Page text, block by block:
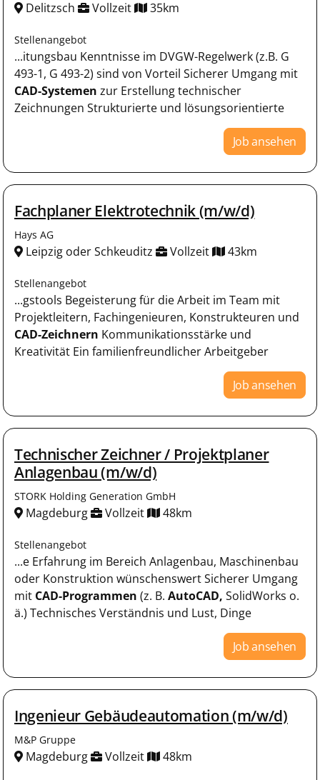
Delitzsch Vollzeit 35km
Stellenangebot
...itungsbau Kenntnisse im DVGW-Regelwerk (z.B. G
493-1, G 493-2) sind von Vorteil Sicherer Umgang mit
CAD-Systemen zur Erstellung technischer
Zeichnungen Strukturierte und lösungsorientierte
Job ansehen
Fachplaner Elektrotechnik (m/w/d)
Hays AG
Leipzig oder Schkeuditz Vollzeit 43km
Stellenangebot
...gstools Begeisterung für die Arbeit im Team mit
Projektleitern, Fachingenieuren, Konstrukteuren und
CAD-Zeichnern Kommunikationsstärke und
Kreativität Ein familienfreundlicher Arbeitgeber
Job ansehen
Technischer Zeichner / Projektplaner
Anlagenbau (m/w/d)
STORK Holding Generation GmbH
Magdeburg Vollzeit 48km
Stellenangebot
...e Erfahrung im Bereich Anlagenbau, Maschinenbau
oder Konstruktion wünschenswert Sicherer Umgang
mit CAD-Programmen (z. B. AutoCAD, SolidWorks o.
ä.) Technisches Verständnis und Lust, Dinge
Job ansehen
Ingenieur Gebäudeautomation (m/w/d)
M&P Gruppe
Magdeburg Vollzeit 48km